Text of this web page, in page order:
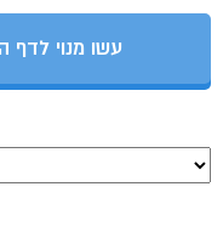
עשו מנוי לדף